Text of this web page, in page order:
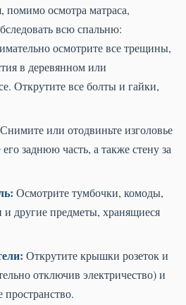
помимо осмотра матраса,
всю спальню:
осмотрите все трещины,
в деревянном или
Открутите все болты и гайки,
Снимите или отодвиньте изголовье
заднюю часть, а также стену за
Осмотрите тумбочки, комоды,
другие предметы, хранящиеся
Открутите крышки розеток и
отключив электричество) и
пространство.